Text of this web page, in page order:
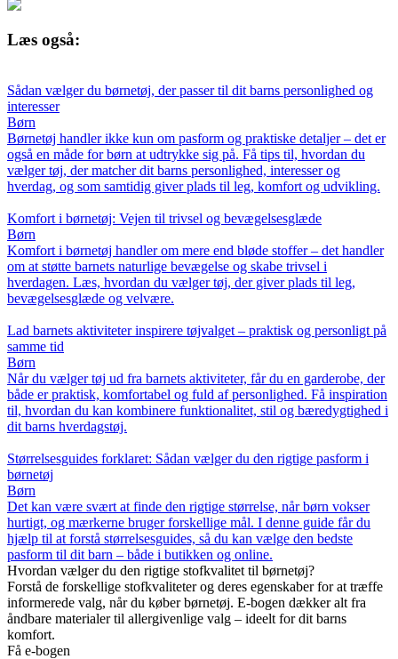
Læs også:
Sådan vælger du børnetøj, der passer til dit barns personlighed og
interesser
Børn
Børnetøj handler ikke kun om pasform og praktiske detaljer – det er
også en måde for børn at udtrykke sig på. Få tips til, hvordan du
vælger tøj, der matcher dit barns personlighed, interesser og
hverdag, og som samtidig giver plads til leg, komfort og udvikling.
Komfort i børnetøj: Vejen til trivsel og bevægelsesglæde
Børn
Komfort i børnetøj handler om mere end bløde stoffer – det handler
om at støtte barnets naturlige bevægelse og skabe trivsel i
hverdagen. Læs, hvordan du vælger tøj, der giver plads til leg,
bevægelsesglæde og velvære.
Lad barnets aktiviteter inspirere tøjvalget – praktisk og personligt på
samme tid
Børn
Når du vælger tøj ud fra barnets aktiviteter, får du en garderobe, der
både er praktisk, komfortabel og fuld af personlighed. Få inspiration
til, hvordan du kan kombinere funktionalitet, stil og bæredygtighed i
dit barns hverdagstøj.
Størrelsesguides forklaret: Sådan vælger du den rigtige pasform i
børnetøj
Børn
Det kan være svært at finde den rigtige størrelse, når børn vokser
hurtigt, og mærkerne bruger forskellige mål. I denne guide får du
hjælp til at forstå størrelsesguides, så du kan vælge den bedste
pasform til dit barn – både i butikken og online.
Hvordan vælger du den rigtige stofkvalitet til børnetøj?
Forstå de forskellige stofkvaliteter og deres egenskaber for at træffe
informerede valg, når du køber børnetøj. E-bogen dækker alt fra
åndbare materialer til allergivenlige valg – ideelt for dit barns
komfort.
Få e-bogen